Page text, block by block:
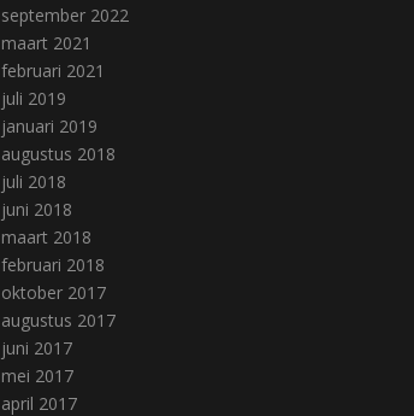
september 2022
maart 2021
februari 2021
juli 2019
januari 2019
augustus 2018
juli 2018
juni 2018
maart 2018
februari 2018
oktober 2017
augustus 2017
juni 2017
mei 2017
april 2017